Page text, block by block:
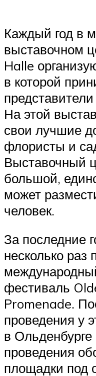
Каждый год в
выставочном
Halle
в которой
На этой
свои лучшие
флористы и
Выставочный
большой,
может
человек.
За последние
несколько раз
фестиваль
Promenade.
проведения у
в
проведения
площадки под